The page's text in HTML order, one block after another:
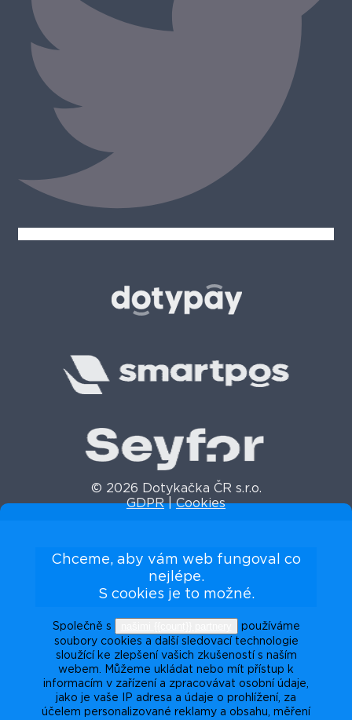
© 2026 Dotykačka ČR s.r.o.
GDPR|Cookies
Chceme, aby vám web fungoval co
nejlépe.
S cookies je to možné.
Společně s
používáme
soubory cookies a další sledovací technologie
sloužící ke zlepšení vašich zkušeností s naším
webem. Můžeme ukládat nebo mít přístup k
informacím v zařízení a zpracovávat osobní údaje,
jako je vaše IP adresa a údaje o prohlížení, za
účelem personalizované reklamy a obsahu, měření